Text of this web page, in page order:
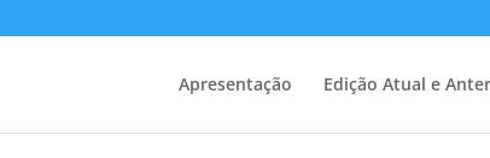
Apresentação Edição Atual e